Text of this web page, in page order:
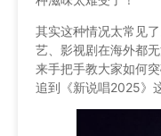
其实这种情况太常见
艺、影视剧在海外都
来手把手教大家如何
追到《新说唱2025》